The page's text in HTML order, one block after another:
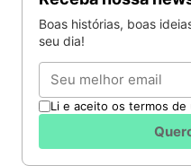
Boas histórias, boas
seu dia!
Email
Li e aceito os termos